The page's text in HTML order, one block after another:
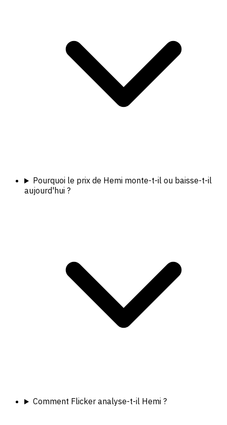
Pourquoi le prix de Hemi monte-t-il ou baisse-t-il
aujourd'hui ?
Comment Flicker analyse-t-il Hemi ?